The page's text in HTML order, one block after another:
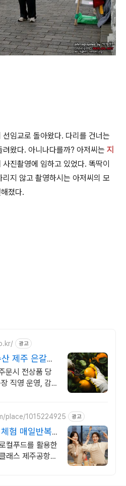
임교로 돌아왔다. 다리를 건너는
왔다. 아니나다를까? 아저씨는 지
진촬영에 임하고 있었다. 똑딱이
지 않고 촬영하시는 아저씨의 모
졌다.
광고
제주 은갈지,
문시 전상품 당
직영 운영, 감
place/1015224925 광고
험 매일반복
컬푸드를 활용한
래스 제주공항